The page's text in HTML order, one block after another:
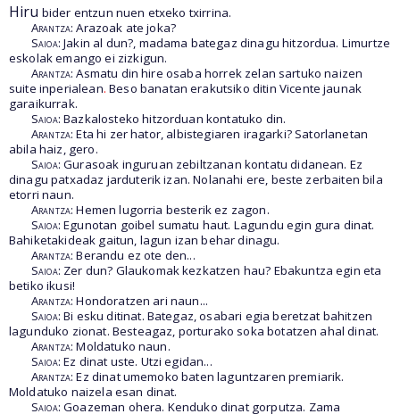
Hiru bider entzun nuen etxeko txirrina.
Arantza: Arazoak ate joka?
Saioa: Jakin al dun?, madama bategaz dinagu hitzordua. Limurtze
eskolak emango ei zizkigun.
Arantza: Asmatu din hire osaba horrek zelan sartuko naizen
suite inperialean. Beso banatan erakutsiko ditin Vicente jaunak
garaikurrak.
Saioa: Bazkalosteko hitzorduan kontatuko din.
Arantza: Eta hi zer hator, albistegiaren iragarki? Satorlanetan
abila haiz, gero.
Saioa: Gurasoak inguruan zebiltzanan kontatu didanean. Ez
dinagu patxadaz jarduterik izan. Nolanahi ere, beste zerbaiten bila
etorri naun.
Arantza: Hemen lugorria besterik ez zagon.
Saioa: Egunotan goibel sumatu haut. Lagundu egin gura dinat.
Bahiketakideak gaitun, lagun izan behar dinagu.
Arantza: Berandu ez ote den...
Saioa: Zer dun? Glaukomak kezkatzen hau? Ebakuntza egin eta
betiko ikusi!
Arantza: Hondoratzen ari naun...
Saioa: Bi esku ditinat. Bategaz, osabari egia beretzat bahitzen
lagunduko zionat. Besteagaz, porturako soka botatzen ahal dinat.
Arantza: Moldatuko naun.
Saioa: Ez dinat uste. Utzi egidan...
Arantza: Ez dinat umemoko baten laguntzaren premiarik.
Moldatuko naizela esan dinat.
Saioa: Goazeman ohera. Kenduko dinat gorputza. Zama